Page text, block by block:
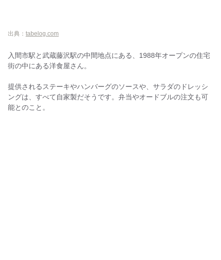
出典： tabelog.com
入間市駅と武蔵藤沢駅の中間地点にある、1988年オープンの住宅
街の中にある洋食屋さん。
提供されるステーキやハンバーグのソースや、サラダのドレッシ
ングは、すべて自家製だそうです。弁当やオードブルの注文も可
能とのこと。